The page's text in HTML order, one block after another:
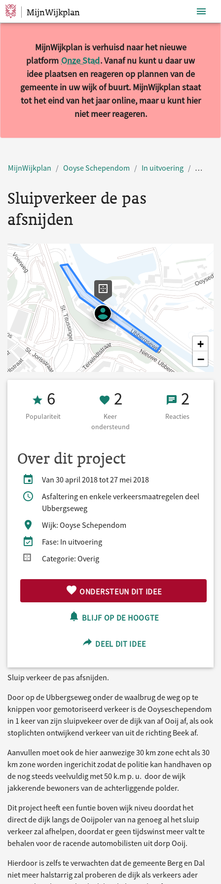
Sla navigatie over
MijnWijkplan
MijnWijkplan is verhuisd naar het nieuwe
platform Onze Stad. Vanaf nu kunt u daar uw
idee plaatsen en reageren op plannen van de
gemeente in uw wijk of buurt. MijnWijkplan staat
tot het eind van het jaar online, maar u kunt hier
niet meer reageren.
MijnWijkplan Ooyse Schependom In uitvoering
Sluipverkeer de pas
afsnijden
+
−
Populariteit 6
6
Populariteit
2 Keer
2
Keer
ondersteund
2 2
Reacties
Over dit project
Van 30 april 2018 tot 27 mei 2018
Asfaltering en enkele verkeersmaatregelen deel
Ubbergseweg
Wijk: Ooyse Schependom
Fase: In uitvoering
Categorie: Overig
ONDERSTEUN DIT IDEE
BLIJF OP DE HOOGTE
DEEL DIT IDEE
Sluip verkeer de pas afsnijden.
Door op de Ubbergseweg onder de waalbrug de weg op te
knippen voor gemotoriseerd verkeer is de Ooyseschependom
in 1 keer van zijn sluipvekeer over de dijk van af Ooij af, als ook
stoplichten ontwijkend verkeer van uit de richting Beek af.
Aanvullen moet ook de hier aanwezige 30 km zone echt als 30
km zone worden ingerichit zodat de politie kan handhaven op
de nog steeds veelvuldig met 50 k.m p. u. door de wijk
jakkerende bewoners van de achterliggende polder.
Dit project heeft een funtie boven wijk niveu doordat het
direct de dijk langs de Ooijpoler van na genoeg al het sluip
verkeer zal afhelpen, doordat er geen tijdswinst meer valt te
behalen voor de racende automobilisten uit dorp Ooij.
Hierdoor is zelfs te verwachten dat de gemeente Berg en Dal
niet meer halstarrig zal proberen de dijk als verkeers ader